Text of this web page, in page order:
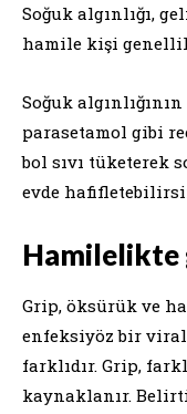
Soğuk algınlığı,
hamile kişi
Soğuk
parasetamol gibi
bol sıvı tüketerek
evde
Hamilelikte
Grip, öksürük ve
enfeksiyöz bir viral
farklıdır. Grip,
kaynaklanır.